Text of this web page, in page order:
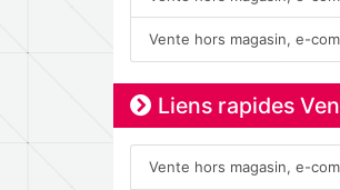
Vente hors magasin, e-
Liens rapides
Vente hors magasin, e-